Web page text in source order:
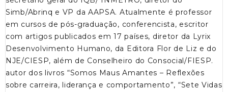
Simb/Abrinq e VP da AAPSA. Atualmente é professor
em cursos de pós-graduação, conferencista, escritor
com artigos publicados em 17 países, diretor da Lyrix
Desenvolvimento Humano, da Editora Flor de Liz e do
NJE/CIESP, além de Conselheiro do Consocial/FIESP.
autor dos livros “Somos Maus Amantes – Reflexões
sobre carreira, liderança e comportamento”, “Sete Vidas